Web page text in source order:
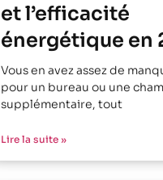
et l’efficacité
énergétique en
Vous en avez assez de
pour un bureau ou une
supplémentaire, tout
Lire la suite »